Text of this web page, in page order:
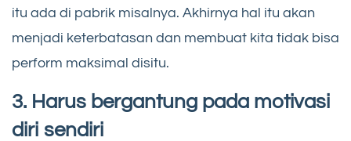
itu ada di pabrik misalnya. Akhirnya hal itu akan
menjadi keterbatasan dan membuat kita tidak bisa
perform maksimal disitu.
3. Harus bergantung pada motivasi
diri sendiri